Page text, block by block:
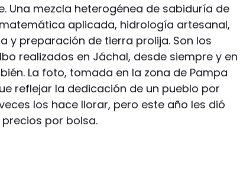
Una mezcla heterogénea de sabiduría de
aplicada, hidrología artesanal,
y preparación de tierra prolija. Son los
realizados en Jáchal, desde siempre y en
La foto, tomada en la zona de Pampa
reflejar la dedicación de un pueblo por
los hace llorar, pero este año les dió
por bolsa.